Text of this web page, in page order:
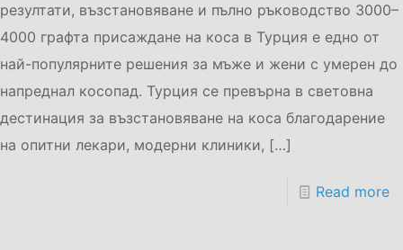
резултати, възстановяване и пълно ръководство 3000–
4000 графта присаждане на коса в Турция е едно от
най-популярните решения за мъже и жени с умерен до
напреднал косопад. Турция се превърна в световна
дестинация за възстановяване на коса благодарение
на опитни лекари, модерни клиники, […]
Read more